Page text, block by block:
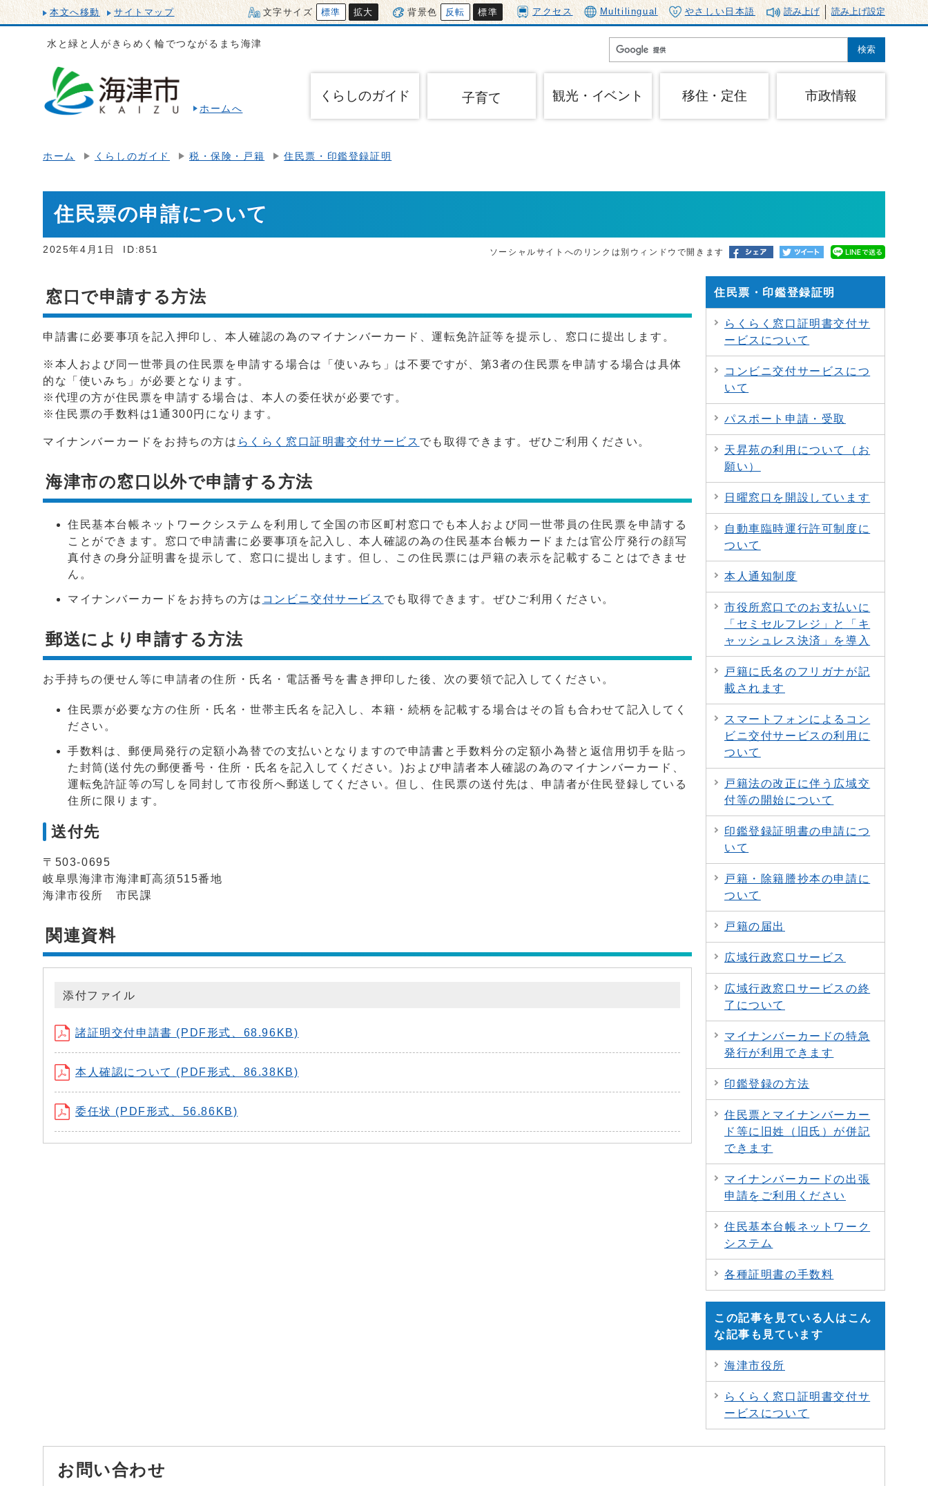
本文へ移動 サイトマップ 文字サイズ 標準 拡大 背景色 反転 標準 アクセス Multilingual やさしい日本語 読み上げ 読み上げ設定
水と緑と人がきらめく輪でつながるまち海津
ホームへ
くらしのガイド 子育て 観光・イベント 移住・定住 市政情報
ホーム くらしのガイド 税・保険・戸籍 住民票・印鑑登録証明
住民票の申請について
2025年4月1日 ID:851 ソーシャルサイトへのリンクは別ウィンドウで開きます
窓口で申請する方法
申請書に必要事項を記入押印し、本人確認の為のマイナンバーカード、運転免許証等を提示し、窓口に提出します。
※本人および同一世帯員の住民票を申請する場合は「使いみち」は不要ですが、第3者の住民票を申請する場合は具体
的な「使いみち」が必要となります。
※代理の方が住民票を申請する場合は、本人の委任状が必要です。
※住民票の手数料は1通300円になります。
マイナンバーカードをお持ちの方は らくらく窓口証明書交付サービス でも取得できます。ぜひご利用ください。
海津市の窓口以外で申請する方法
住民基本台帳ネットワークシステムを利用して全国の市区町村窓口でも本人および同一世帯員の住民票を申請する
ことができます。窓口で申請書に必要事項を記入し、本人確認の為の住民基本台帳カードまたは官公庁発行の顔写
真付きの身分証明書を提示して、窓口に提出します。但し、この住民票には戸籍の表示を記載することはできませ
ん。
マイナンバーカードをお持ちの方は コンビニ交付サービス でも取得できます。ぜひご利用ください。
郵送により申請する方法
お手持ちの便せん等に申請者の住所・氏名・電話番号を書き押印した後、次の要領で記入してください。
住民票が必要な方の住所・氏名・世帯主氏名を記入し、本籍・続柄を記載する場合はその旨も合わせて記入してく
ださい。
手数料は、郵便局発行の定額小為替での支払いとなりますので申請書と手数料分の定額小為替と返信用切手を貼っ
た封筒(送付先の郵便番号・住所・氏名を記入してください。)および申請者本人確認の為のマイナンバーカード、
運転免許証等の写しを同封して市役所へ郵送してください。但し、住民票の送付先は、申請者が住民登録している
住所に限ります。
送付先
〒503-0695
岐阜県海津市海津町高須515番地
海津市役所 市民課
関連資料
添付ファイル
諸証明交付申請書 (PDF形式、68.96KB)
本人確認について (PDF形式、86.38KB)
委任状 (PDF形式、56.86KB)
住民票・印鑑登録証明
らくらく窓口証明書交付サ
ービスについて
コンビニ交付サービスにつ
いて
パスポート申請・受取
天昇苑の利用について（お
願い）
日曜窓口を開設しています
自動車臨時運行許可制度に
ついて
本人通知制度
市役所窓口でのお支払いに
「セミセルフレジ」と「キ
ャッシュレス決済」を導入
戸籍に氏名のフリガナが記
載されます
スマートフォンによるコン
ビニ交付サービスの利用に
ついて
戸籍法の改正に伴う広域交
付等の開始について
印鑑登録証明書の申請につ
いて
戸籍・除籍謄抄本の申請に
ついて
戸籍の届出
広域行政窓口サービス
広域行政窓口サービスの終
了について
マイナンバーカードの特急
発行が利用できます
印鑑登録の方法
住民票とマイナンバーカー
ド等に旧姓（旧氏）が併記
できます
マイナンバーカードの出張
申請をご利用ください
住民基本台帳ネットワーク
システム
各種証明書の手数料
この記事を見ている人はこん
な記事も見ています
海津市役所
らくらく窓口証明書交付サ
ービスについて
お問い合わせ